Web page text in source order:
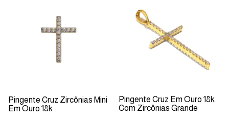
Pingente Cruz Zircônias Mini
Em Ouro 18k
Pingente Cruz Em Ouro 18k
Com Zircônias Grande